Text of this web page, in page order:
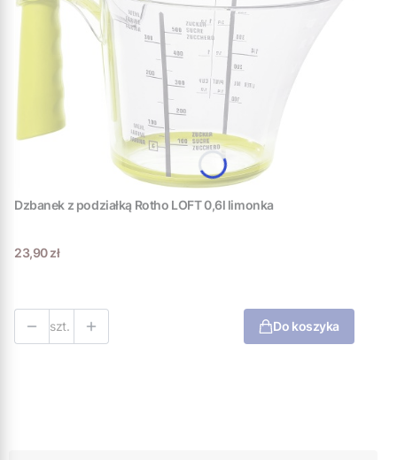
Dzbanek z podziałką Rotho LOFT 0,6l limonka
Cena
23,90 zł
szt. Do koszyka